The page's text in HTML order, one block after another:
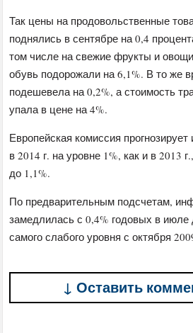
Так цены на продовольственные
поднялись в сентябре на 0,4
том числе на свежие фрукты и
обувь подорожали на 6,1%. В то же
подешевела на 0,2%, а стоимость
упала в цене на 4%.
Европейская комиссия
в 2014 г. на уровне 1%, как и в 2013
до 1,1%.
По предварительным подсчетам,
замедлилась с 0,4% годовых в июле
самого слабого уровня с октября
↓ Оставить